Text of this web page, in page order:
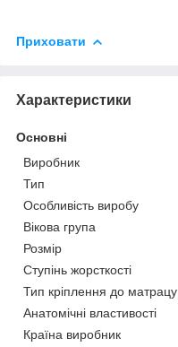
Приховати
Характеристики
Основні
Виробник
Тип
Особливість виробу
Вікова група
Розмір
Ступінь жорсткості
Тип кріплення до матрацу
Анатомічні властивості
Країна виробник